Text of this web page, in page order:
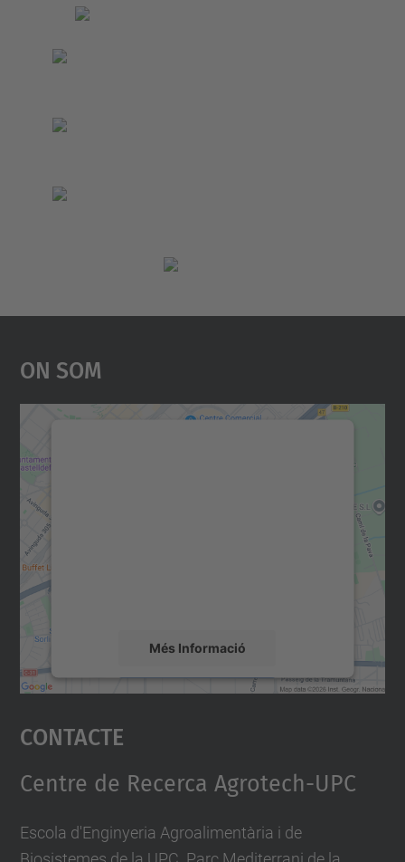
On Som
Més Informació
Accepta
powered by
Contacte
Centre de Recerca Agrotech-UPC
Escola d'Enginyeria Agroalimentària i de